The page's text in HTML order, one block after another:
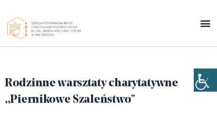
Rodzinne warsztaty charytatywne
,,Piernikowe Szaleństwo”